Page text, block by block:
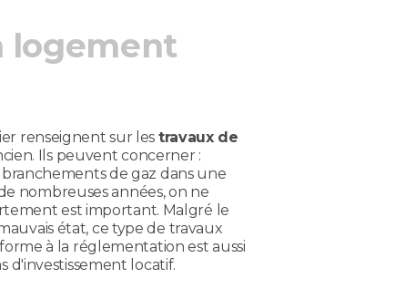
logement
renseignent sur les travaux de
Ils peuvent concerner :
de gaz dans une
nombreuses années, on ne
est important. Malgré le
état, ce type de travaux
à la réglementation est aussi
d'investissement locatif.